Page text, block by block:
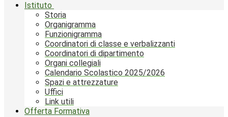
Istituto
Storia
Organigramma
Funzionigramma
Coordinatori di classe e verbalizzanti
Coordinatori di dipartimento
Organi collegiali
Calendario Scolastico 2025/2026
Spazi e attrezzature
Uffici
Link utili
Offerta Formativa